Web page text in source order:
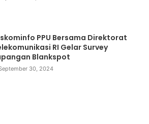
One Product
bisnis digital secara bertahap,
akan bergerak
kebutuhan umat dan bangsa,
HMI. Setiap kader harus memiliki
dan jasa untuk
K-Pay. Jika ini terjadi, maka
transaksi bisnis yang luar biasa
PPU Bersama Direktorat
RI Gelar Survey
Blankspot
30, 2024